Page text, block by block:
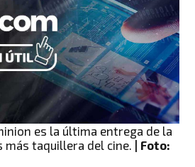
es la última entrega de la
más taquillera del cine. | Foto: